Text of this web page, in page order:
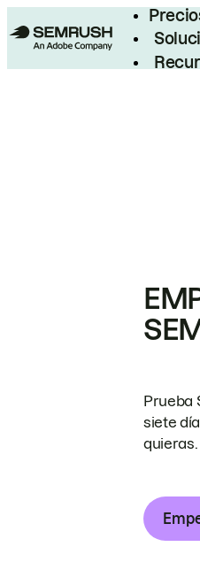
Prueba
siete
quieras.